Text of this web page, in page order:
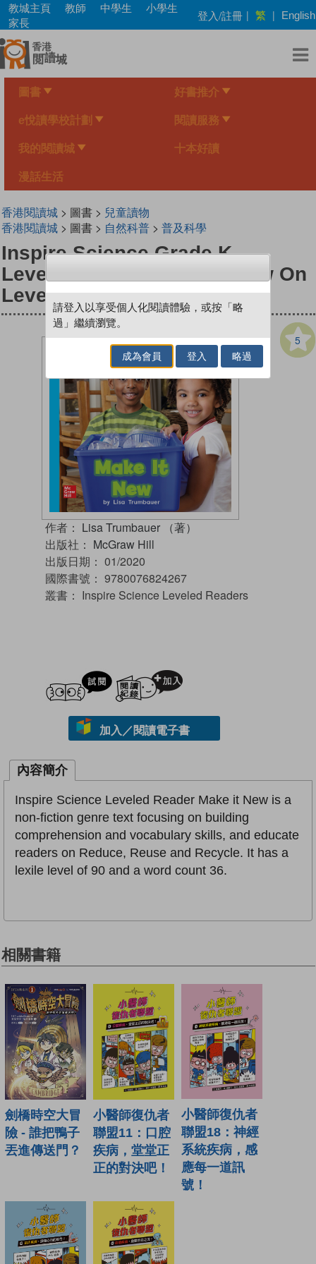
Skip
main
content
教城主頁 教師 中學生
小學生
家長
登入/註冊 | 繁 | English
圖書 好書推介
e悅讀學校計劃 閱讀服務
我的閱讀城 十本好讀
漫話生活
香港閱讀城> 圖書 > 兒童讀物
香港閱讀城> 圖書 > 自然科普> 普及科學
Inspire Science Grade K,
Leveled Reader, Make It New On
Level
5
作者： Lisa Trumbauer （著）
出版社： McGraw Hill
出版日期： 01/2020
國際書號： 9780076824267
叢書： Inspire Science Leveled Readers
試閲
加入／閱讀電子書
內容簡介
Inspire Science Leveled Reader Make it New is a
non-fiction genre text focusing on building
comprehension and vocabulary skills, and educate
readers on Reduce, Reuse and Recycle. It has a
lexile level of 90 and a word count 36.
相關書籍
劍橋時空大冒
險 - 誰把鴨子
丟進傳送門？
小醫師復仇者
聯盟11：口腔
疾病，堂堂正
正的對決吧！
小醫師復仇者
聯盟18：神經
系統疾病，感
應每一道訊
號！
請登入以享受個人化閱讀體驗，或按「略
過」繼續瀏覽。
成為會員 登入 略過